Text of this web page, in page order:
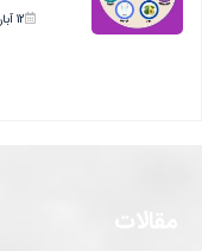
12 آبان 1403